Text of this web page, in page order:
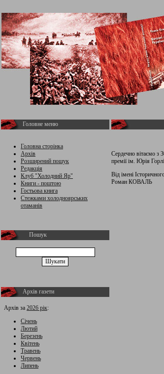
Головне меню
Головна сторінка
Архів
Розширений пошук
Редакція
Клуб "Холодний Яр"
Книги - поштою
Гостьова книга
Стежками холодноярських
отаманів
Пошук
Архів газети
Архів за 2026 рік:
Січень
Лютий
Березень
Квітень
Травень
Червень
Липень
Сердечно вітаємо з
премії ім. Юрія
Від імені
Роман КОВАЛЬ